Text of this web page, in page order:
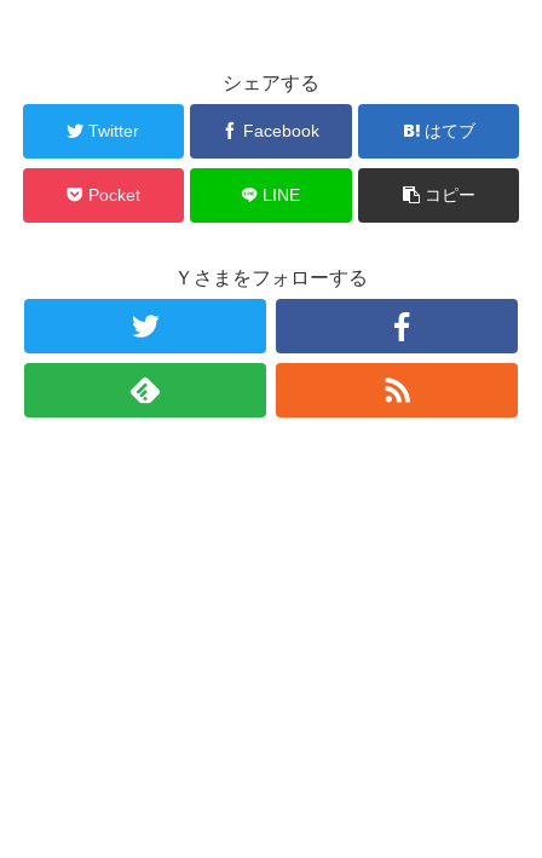
シェアする
Twitter Facebook はてブ
Pocket LINE コピー
Ｙさまをフォローする